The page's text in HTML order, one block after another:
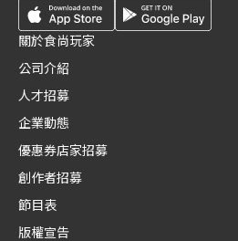
關於食尚玩家
公司介紹
人才招募
企業動態
優惠券店家招募
創作者招募
節目表
版權宣告